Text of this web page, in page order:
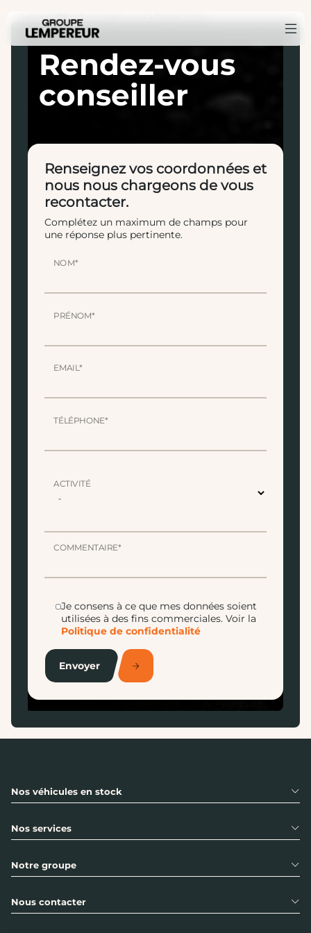
Lempereur
›
Prendre rendez-vous à l'après vente
Rendez-vous
conseiller
Renseignez vos coordonnées et
nous nous chargeons de vous
recontacter.
Complétez un maximum de champs pour
une réponse plus pertinente.
NOM*
PRÉNOM*
EMAIL*
TÉLÉPHONE*
ACTIVITÉ
COMMENTAIRE*
Je consens à ce que mes données soient
utilisées à des fins commerciales.Voir la
Politique de confidentialité
Envoyer
Nos véhicules en stock
Nos services
Notre groupe
Nous contacter